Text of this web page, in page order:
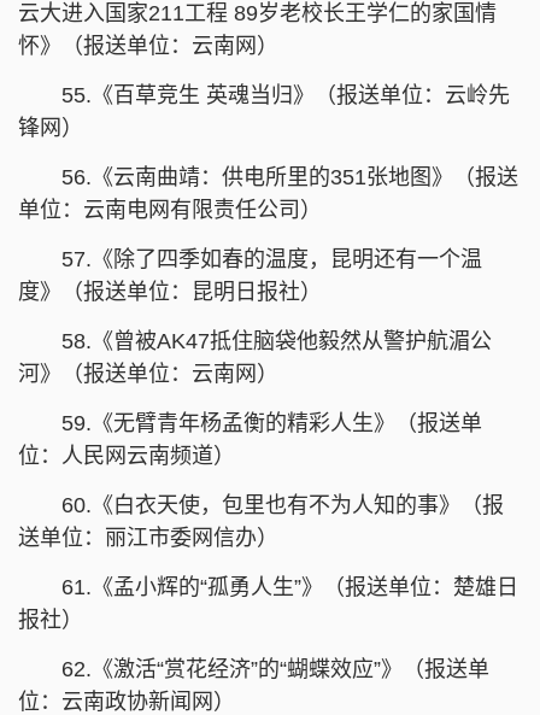
云大进入国家211工程 89岁老校长王学仁的家国情
怀》（报送单位：云南网）
55.《百草竞生 英魂当归》（报送单位：云岭先
锋网）
56.《云南曲靖：供电所里的351张地图》（报送
单位：云南电网有限责任公司）
57.《除了四季如春的温度，昆明还有一个温
度》（报送单位：昆明日报社）
58.《曾被AK47抵住脑袋他毅然从警护航湄公
河》（报送单位：云南网）
59.《无臂青年杨孟衡的精彩人生》（报送单
位：人民网云南频道）
60.《白衣天使，包里也有不为人知的事》（报
送单位：丽江市委网信办）
61.《孟小辉的“孤勇人生”》（报送单位：楚雄日
报社）
62.《激活“赏花经济”的“蝴蝶效应”》（报送单
位：云南政协新闻网）